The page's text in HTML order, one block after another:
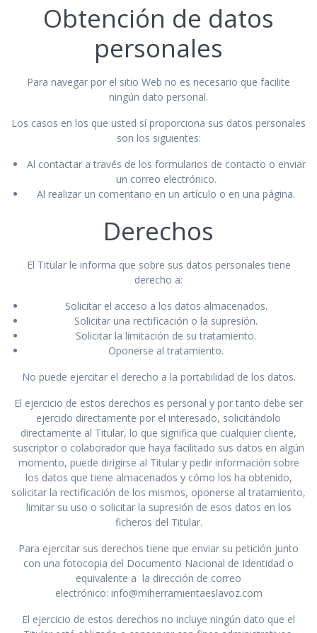
Obtención de datos
personales
Para navegar por el sitio Web no es necesario que facilite
ningún dato personal.
Los casos en los que usted sí proporciona sus datos personales
son los siguientes:
Al contactar a través de los formularios de contacto o enviar
un correo electrónico.
Al realizar un comentario en un artículo o en una página.
Derechos
El Titular le informa que sobre sus datos personales tiene
derecho a:
Solicitar el acceso a los datos almacenados.
Solicitar una rectificación o la supresión.
Solicitar la limitación de su tratamiento.
Oponerse al tratamiento.
No puede ejercitar el derecho a la portabilidad de los datos.
El ejercicio de estos derechos es personal y por tanto debe ser
ejercido directamente por el interesado, solicitándolo
directamente al Titular, lo que significa que cualquier cliente,
suscriptor o colaborador que haya facilitado sus datos en algún
momento, puede dirigirse al Titular y pedir información sobre
los datos que tiene almacenados y cómo los ha obtenido,
solicitar la rectificación de los mismos, oponerse al tratamiento,
limitar su uso o solicitar la supresión de esos datos en los
ficheros del Titular.
Para ejercitar sus derechos tiene que enviar su petición junto
con una fotocopia del Documento Nacional de Identidad o
equivalente a la dirección de correo
electrónico: info@miherramientaeslavoz.com
El ejercicio de estos derechos no incluye ningún dato que el